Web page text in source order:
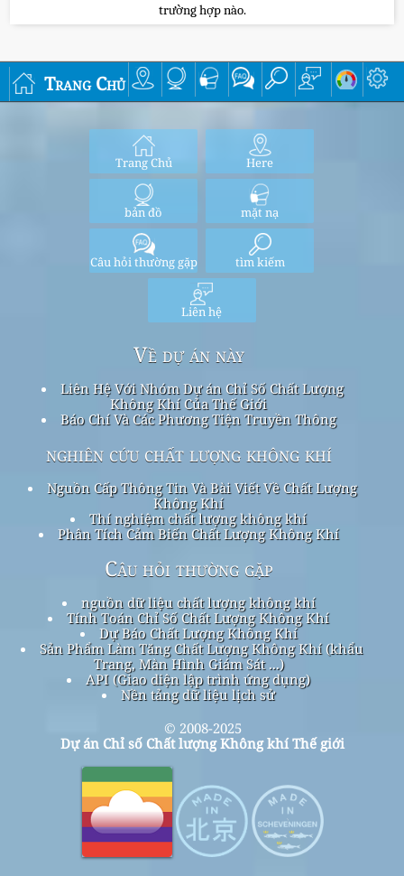
trường hợp nào.
Trang Chủ
Trang Chủ Here
bản đồ mặt nạ
Câu hỏi thường gặp tìm kiếm
Liên hệ
Về dự án này
Liên Hệ Với Nhóm Dự án Chỉ Số Chất Lượng
Không Khí Của Thế Giới
Báo Chí Và Các Phương Tiện Truyền Thông
nghiên cứu chất lượng không khí
Nguồn Cấp Thông Tin Và Bài Viết Về Chất Lượng
Không Khí
Thí nghiệm chất lượng không khí
Phân Tích Cảm Biến Chất Lượng Không Khí
Câu hỏi thường gặp
nguồn dữ liệu chất lượng không khí
Tính Toán Chỉ Số Chất Lượng Không Khí
Dự Báo Chất Lượng Không Khí
Sản Phẩm Làm Tăng Chất Lượng Không Khí (khẩu
Trang, Màn Hình Giám Sát ...)
API (Giao diện lập trình ứng dụng)
Nền tảng dữ liệu lịch sử
© 2008-2025
Dự án Chỉ số Chất lượng Không khí Thế giới